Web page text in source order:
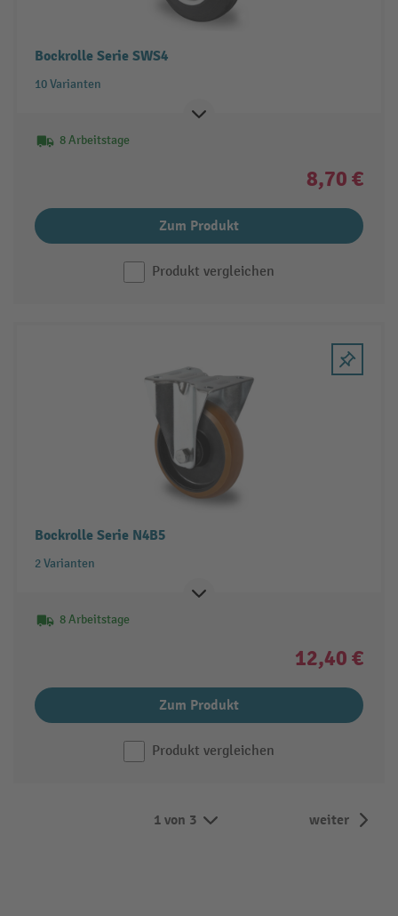
Bockrolle Serie SWS4
10 Varianten
8 Arbeitstage
8,70 €
Zum Produkt
Produkt vergleichen
Bockrolle Serie N4B5
2 Varianten
8 Arbeitstage
12,40 €
Zum Produkt
Produkt vergleichen
1 von 3 weiter